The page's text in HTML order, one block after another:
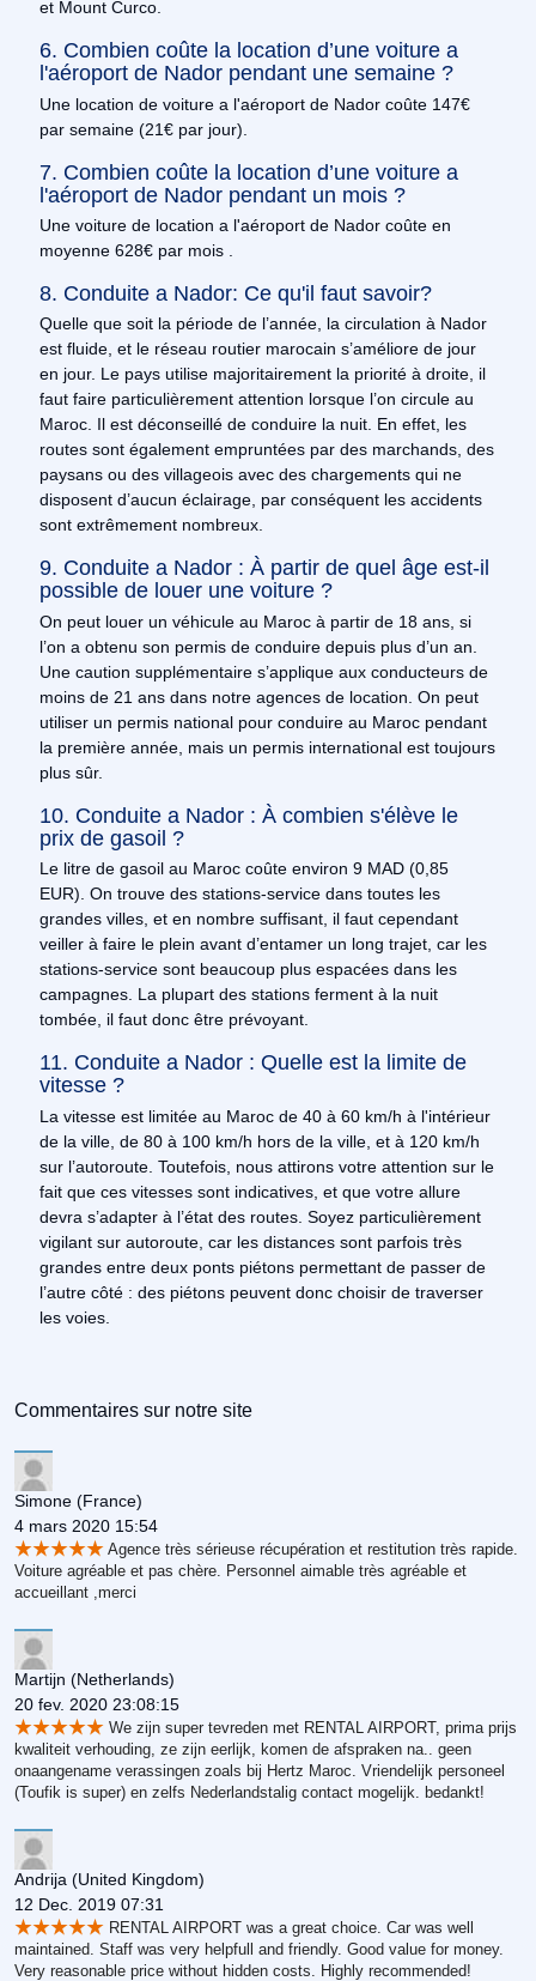
et Mount Curco.
6. Combien coûte la location d’une voiture a
l'aéroport de Nador pendant une semaine ?
Une location de voiture a l'aéroport de Nador coûte 147€
par semaine (21€ par jour).
7. Combien coûte la location d’une voiture a
l'aéroport de Nador pendant un mois ?
Une voiture de location a l'aéroport de Nador coûte en
moyenne 628€ par mois .
8. Conduite a Nador: Ce qu'il faut savoir?
Quelle que soit la période de l’année, la circulation à Nador
est fluide, et le réseau routier marocain s’améliore de jour
en jour. Le pays utilise majoritairement la priorité à droite, il
faut faire particulièrement attention lorsque l’on circule au
Maroc. Il est déconseillé de conduire la nuit. En effet, les
routes sont également empruntées par des marchands, des
paysans ou des villageois avec des chargements qui ne
disposent d’aucun éclairage, par conséquent les accidents
sont extrêmement nombreux.
9. Conduite a Nador : À partir de quel âge est-il
possible de louer une voiture ?
On peut louer un véhicule au Maroc à partir de 18 ans, si
l’on a obtenu son permis de conduire depuis plus d’un an.
Une caution supplémentaire s’applique aux conducteurs de
moins de 21 ans dans notre agences de location. On peut
utiliser un permis national pour conduire au Maroc pendant
la première année, mais un permis international est toujours
plus sûr.
10. Conduite a Nador : À combien s'élève le
prix de gasoil ?
Le litre de gasoil au Maroc coûte environ 9 MAD (0,85
EUR). On trouve des stations-service dans toutes les
grandes villes, et en nombre suffisant, il faut cependant
veiller à faire le plein avant d’entamer un long trajet, car les
stations-service sont beaucoup plus espacées dans les
campagnes. La plupart des stations ferment à la nuit
tombée, il faut donc être prévoyant.
11. Conduite a Nador : Quelle est la limite de
vitesse ?
La vitesse est limitée au Maroc de 40 à 60 km/h à l'intérieur
de la ville, de 80 à 100 km/h hors de la ville, et à 120 km/h
sur l’autoroute. Toutefois, nous attirons votre attention sur le
fait que ces vitesses sont indicatives, et que votre allure
devra s’adapter à l’état des routes. Soyez particulièrement
vigilant sur autoroute, car les distances sont parfois très
grandes entre deux ponts piétons permettant de passer de
l’autre côté : des piétons peuvent donc choisir de traverser
les voies.
Commentaires sur notre site
Simone (France)
4 mars 2020 15:54
Agence très sérieuse récupération et restitution très rapide.
Voiture agréable et pas chère. Personnel aimable très agréable et
accueillant ,merci
Martijn (Netherlands)
20 fev. 2020 23:08:15
We zijn super tevreden met RENTAL AIRPORT, prima prijs
kwaliteit verhouding, ze zijn eerlijk, komen de afspraken na.. geen
onaangename verassingen zoals bij Hertz Maroc. Vriendelijk personeel
(Toufik is super) en zelfs Nederlandstalig contact mogelijk. bedankt!
Andrija (United Kingdom)
12 Dec. 2019 07:31
RENTAL AIRPORT was a great choice. Car was well
maintained. Staff was very helpfull and friendly. Good value for money.
Very reasonable price without hidden costs. Highly recommended!